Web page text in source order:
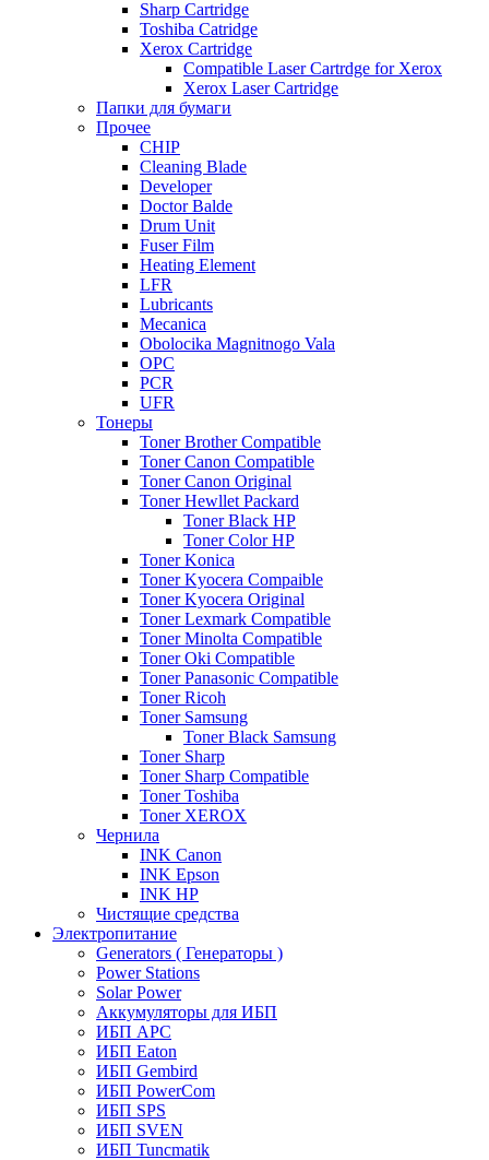
Sharp Cartridge
Toshiba Catridge
Xerox Cartridge
Compatible Laser Cartrdge for Xerox
Xerox Laser Cartridge
Папки для бумаги
Прочее
CHIP
Cleaning Blade
Developer
Doctor Balde
Drum Unit
Fuser Film
Heating Element
LFR
Lubricants
Mecanica
Obolocika Magnitnogo Vala
OPC
PCR
UFR
Тонеры
Toner Brother Compatible
Toner Canon Compatible
Toner Canon Original
Toner Hewllet Packard
Toner Black HP
Toner Color HP
Toner Konica
Toner Kyocera Compaible
Toner Kyocera Original
Toner Lexmark Compatible
Toner Minolta Compatible
Toner Oki Compatible
Toner Panasonic Compatible
Toner Ricoh
Toner Samsung
Toner Black Samsung
Toner Sharp
Toner Sharp Compatible
Toner Toshiba
Toner XEROX
Чернила
INK Canon
INK Epson
INK HP
Чистящие средства
Электропитание
Generators ( Генераторы )
Power Stations
Solar Power
Аккумуляторы для ИБП
ИБП APC
ИБП Eaton
ИБП Gembird
ИБП PowerCom
ИБП SPS
ИБП SVEN
ИБП Tuncmatik